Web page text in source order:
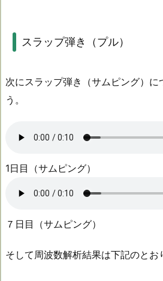
スラップ弾き（プル）
次にスラップ弾き（サムピング）に
う。
1日目（サムピング）
７日目（サムピング）
そして周波数解析結果は下記のとお